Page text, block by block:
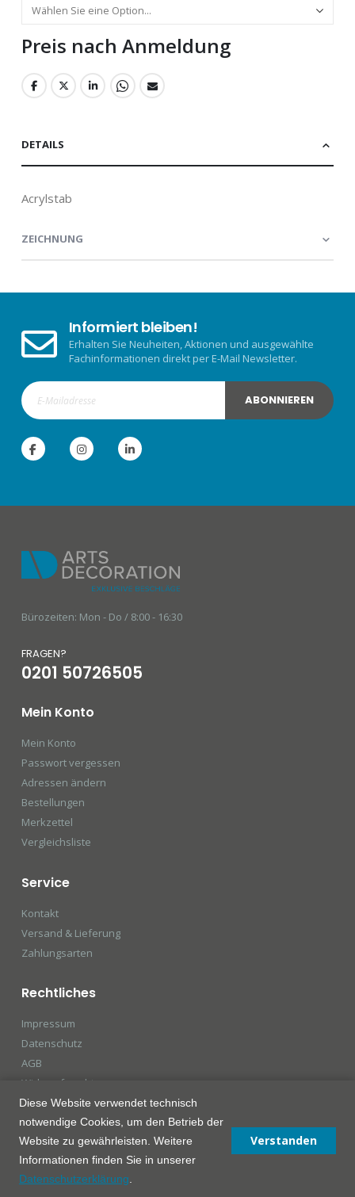
Preis nach Anmeldung
DETAILS
Acrylstab
ZEICHNUNG
Informiert bleiben!
Erhalten Sie Neuheiten, Aktionen und ausgewählte
Fachinformationen direkt per E-Mail Newsletter.
ABONNIEREN
Bürozeiten: Mon - Do / 8:00 - 16:30
FRAGEN?
0201 50726505
Mein Konto
Mein Konto
Passwort vergessen
Adressen ändern
Bestellungen
Merkzettel
Vergleichsliste
Service
Kontakt
Versand & Lieferung
Zahlungsarten
Rechtliches
Impressum
Datenschutz
AGB
Widerrufsrecht
© ADL Arts Decoration GmbH & Co. KG 2026
Diese Website verwendet technisch
notwendige Cookies, um den Betrieb der
Website zu gewährleisten. Weitere
Informationen finden Sie in unserer
Datenschutzerklärung
Verstanden